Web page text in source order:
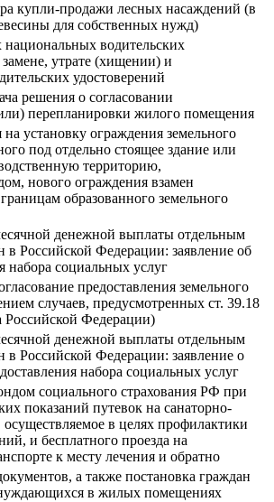
купли-продажи лесных насаждений (в
для собственных нужд)
водительских
утрате (хищении) и
удостоверений
решения о согласовании
перепланировки жилого помещения
установку ограждения земельного
под отдельно стоящее здание или
территорию,
нового ограждения взамен
образованного земельного
денежной выплаты отдельным
в Российской Федерации: заявление об
набора социальных услуг
предоставления земельного
случаев, предусмотренных ст. 39.18
Российской Федерации)
денежной выплаты отдельным
в Российской Федерации: заявление о
набора социальных услуг
социального страхования РФ при
показаний путевок на санаторно-
осуществляемое в целях профилактики
и бесплатного проезда на
к месту лечения и обратно
а также постановка граждан
нуждающихся в жилых помещениях